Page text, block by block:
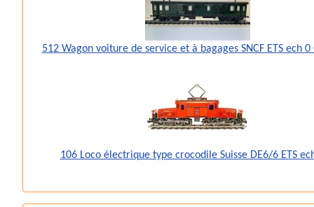
512 Wagon voiture de service et à bagages SNCF ETS ech
106 Loco électrique type crocodile Suisse DE6/6 ETS